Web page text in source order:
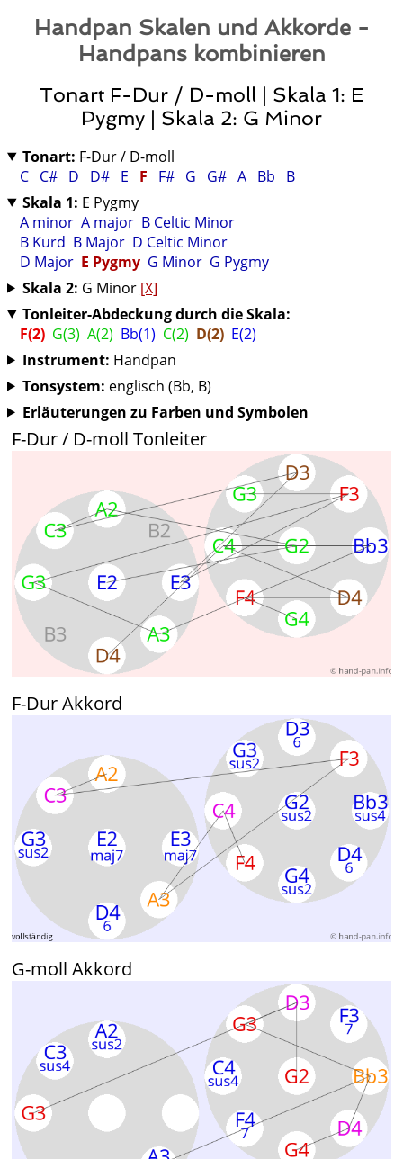
Handpan Skalen und Akkorde -
Handpans kombinieren
Tonart F-Dur / D-moll | Skala 1: E
Pygmy | Skala 2: G Minor
Tonart: F-Dur / D-moll
C C# D D# E F F# G G# A Bb
B
Skala 1: E Pygmy
A minor A major B Celtic Minor
B Kurd B Major D Celtic Minor
D Major E Pygmy G Minor G Pygmy
Skala 2: G Minor [X]
Tonleiter-Abdeckung durch die Skala:
F(2) G(3) A(2) Bb(1) C(2) D(2) E(2)
Instrument: Handpan
Tonsystem: englisch (Bb, B)
Erläuterungen zu Farben und Symbolen
F-Dur / D-moll Tonleiter
F-Dur Akkord
G-moll Akkord